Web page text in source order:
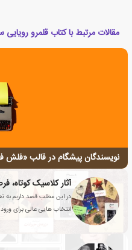
مقالات مرتبط با کتاب قلمرو رویایی
نویسندگان پیشگام در قالب «فلش
آثار کلاسیک کوتاه،
در این مطلب قصد داریم به
انتخاب هایی عالی برای